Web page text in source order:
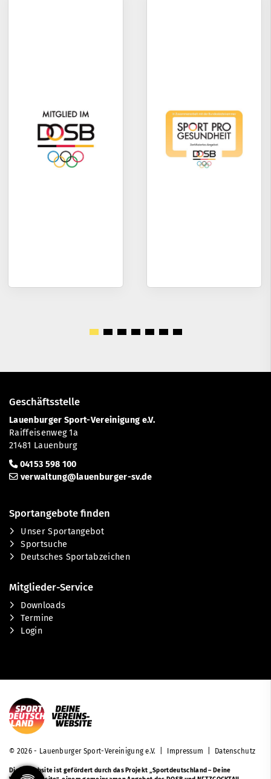
Geschäftsstelle
Lauenburger Sport-Vereinigung e.V.
Raiffeisenweg 1a
21481 Lauenburg
04153 598 100
verwaltung@lauenburger-sv.de
Sportangebote finden
Unser Sportangebot
Sportsuche
Deutsches Sportabzeichen
Mitglieder-Service
Downloads
Termine
Login
© 2026 - Lauenburger Sport-Vereinigung e.V. | Impressum Datenschutz
Diese Website ist gefördert durch das Projekt „Sportdeutschland – Deine